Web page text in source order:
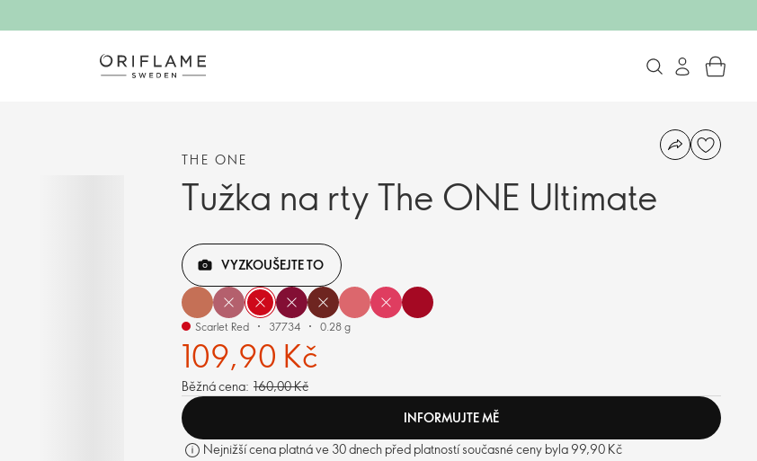
THE ONE
Tužka na rty The ONE Ultimate
VYZKOUŠEJTE TO
Scarlet Red 37734 0.28 g
109,90 Kč
Běžná cena: 160,00 Kč
INFORMUJTE MĚ
Nejnižší cena platná ve 30 dnech před platností současné ceny byla 99,90 Kč